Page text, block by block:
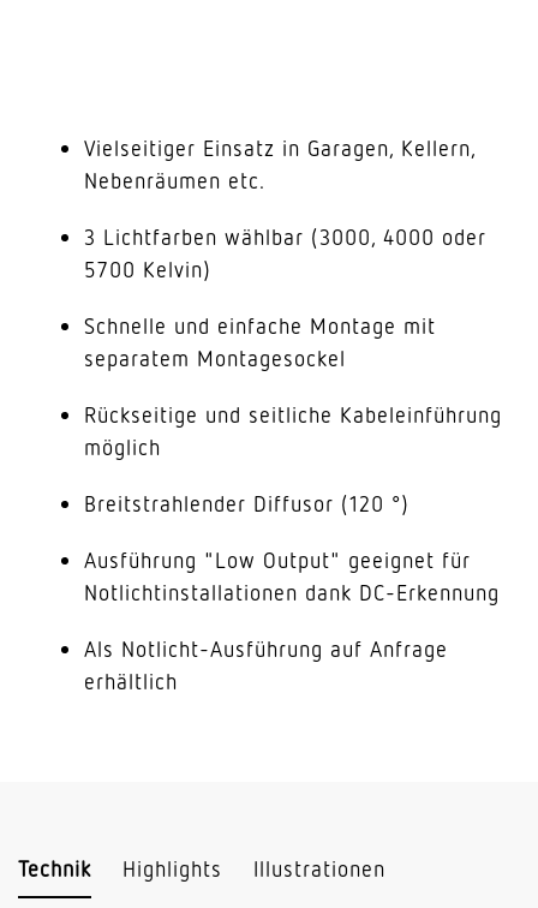
Vielseitiger Einsatz in Garagen, Kellern,
Nebenräumen etc.
3 Lichtfarben wählbar (3000, 4000 oder
5700 Kelvin)
Schnelle und einfache Montage mit
separatem Montagesockel
Rückseitige und seitliche Kabeleinführung
möglich
Breitstrahlender Diffusor (120 °)
Ausführung "Low Output" geeignet für
Notlichtinstallationen dank DC-Erkennung
Als Notlicht-Ausführung auf Anfrage
erhältlich
Technik Highlights Illustrationen